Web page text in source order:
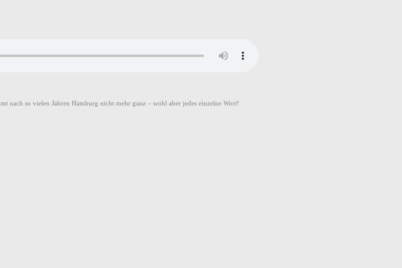
nach so vielen Jahren Hamburg nicht mehr ganz – wohl aber jedes einzelne Wort!